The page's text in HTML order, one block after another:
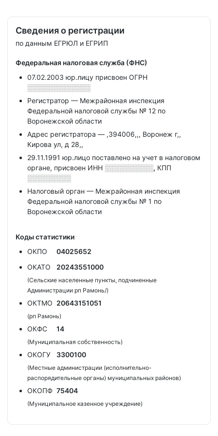
Сведения о регистрации
по данным ЕГРЮЛ и ЕГРИП
Федеральная налоговая служба (ФНС)
07.02.2003 юр.лицу присвоен ОГРН
░░░░░░░░░░░░░
Регистратор — Межрайонная инспекция
Федеральной налоговой службы № 12 по
Воронежской области
Адрес регистратора — ,394006,,, Воронеж г,,
Кирова ул, д 28,,
29.11.1991 юр.лицо поставлено на учет в налоговом
органе, присвоен ИНН ░░░░░░░░░░, КПП
░░░░░░░░░
Налоговый орган — Межрайонная инспекция
Федеральной налоговой службы № 1 по
Воронежской области
Коды статистики
ОКПО
04025652
ОКАТО
20243551000
(Сельские населенные пункты, подчиненные
Администрации рп Рамонь/)
ОКТМО 20643151051
(рп Рамонь)
ОКФС 14
(Муниципальная собственность)
ОКОГУ 3300100
(Местные администрации (исполнительно-
распорядительные органы) муниципальных районов)
ОКОПФ 75404
(Муниципальное казенное учреждение)